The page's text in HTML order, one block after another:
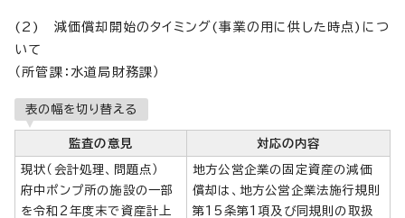
(2) 減価償却開始のタイミング(事業の用に供した時点)につ
いて
（所管課：水道局財務課）
表の幅を切り替える
監査の意見 対応の内容
現状（会計処理、問題点）
府中ポンプ所の施設の一部
を令和2年度末で資産計上
地方公営企業の固定資産の減価
償却は、地方公営企業法施行規則
第15条第1項及び同規則の取扱